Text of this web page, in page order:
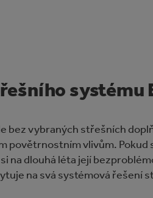
systému
bez vybraných střešních
povětrnostním vlivům.
na dlouhá léta její
na svá systémová řešení